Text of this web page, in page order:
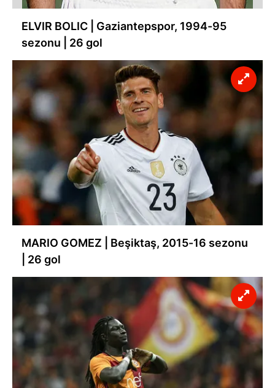
ELVIR BOLIC | Gaziantepspor, 1994-95
sezonu | 26 gol
MARIO GOMEZ | Beşiktaş, 2015-16 sezonu
| 26 gol